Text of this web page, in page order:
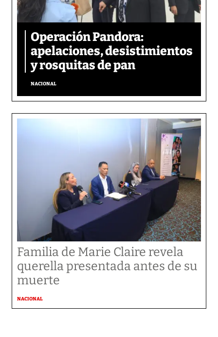
Operación Pandora:
apelaciones, desistimientos
y rosquitas de pan
NACIONAL
Familia de Marie Claire revela
querella presentada antes de su
muerte
NACIONAL